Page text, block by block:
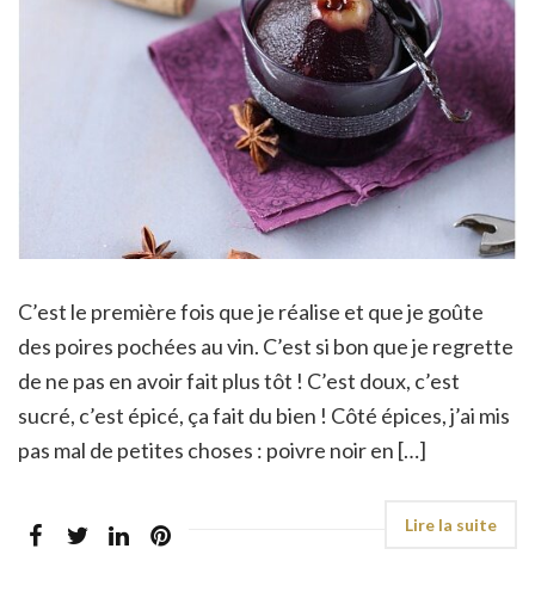
C’est le première fois que je réalise et que je goûte
des poires pochées au vin. C’est si bon que je regrette
de ne pas en avoir fait plus tôt ! C’est doux, c’est
sucré, c’est épicé, ça fait du bien ! Côté épices, j’ai mis
pas mal de petites choses : poivre noir en […]